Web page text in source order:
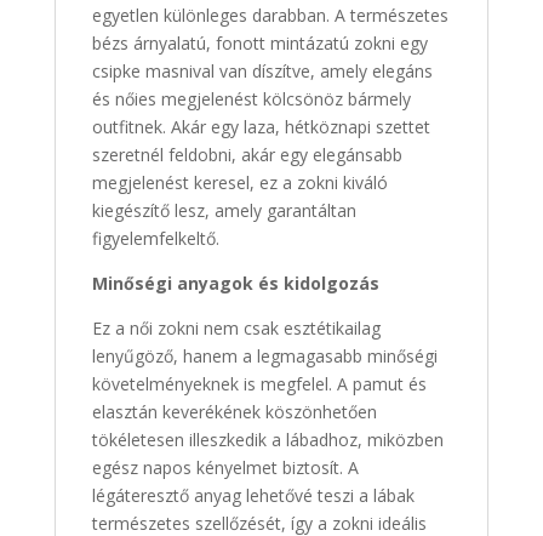
egyetlen különleges darabban. A természetes
bézs árnyalatú, fonott mintázatú zokni egy
csipke masnival van díszítve, amely elegáns
és nőies megjelenést kölcsönöz bármely
outfitnek. Akár egy laza, hétköznapi szettet
szeretnél feldobni, akár egy elegánsabb
megjelenést keresel, ez a zokni kiváló
kiegészítő lesz, amely garantáltan
figyelemfelkeltő.
Minőségi anyagok és kidolgozás
Ez a női zokni nem csak esztétikailag
lenyűgöző, hanem a legmagasabb minőségi
követelményeknek is megfelel. A pamut és
elasztán keverékének köszönhetően
tökéletesen illeszkedik a lábadhoz, miközben
egész napos kényelmet biztosít. A
légáteresztő anyag lehetővé teszi a lábak
természetes szellőzését, így a zokni ideális